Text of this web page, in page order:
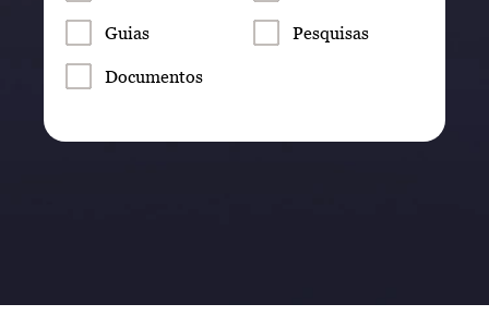
Guias Pesquisas
Documentos